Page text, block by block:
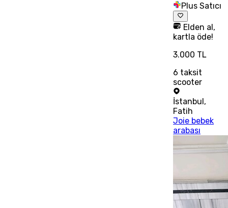
Plus Satıcı
Elden al,
kartla öde!
3.000 TL
6 taksit
scooter
İstanbul,
Fatih
Joie bebek
arabası